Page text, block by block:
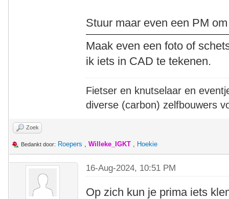
Stuur maar even een PM
Maak even een foto of
ik iets in CAD te tekenen.
Fietser en knutselaar en
diverse (carbon) zelfbouwers
Zoek
Bedankt door: Roepers , Willeke_IGKT , Hoekie
16-Aug-2024, 10:51 PM
Op zich kun je prima iets